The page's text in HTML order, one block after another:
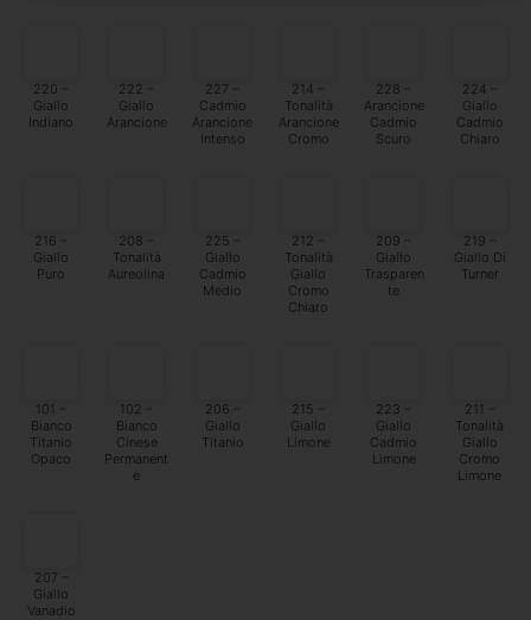
220 –
Giallo
Indiano
222 –
Giallo
Arancione
227 –
Cadmio
Arancione
Intenso
214 –
Tonalità
Arancione
Cromo
228 –
Arancione
Cadmio
Scuro
224 –
Giallo
Cadmio
Chiaro
216 –
Giallo
Puro
208 –
Tonalità
Aureolina
225 –
Giallo
Cadmio
Medio
212 –
Tonalità
Giallo
Cromo
Chiaro
209 –
Giallo
Trasparen
te
219 –
Giallo Di
Turner
101 –
Bianco
Titanio
Opaco
102 –
Bianco
Cinese
Permanent
e
206 –
Giallo
Titanio
215 –
Giallo
Limone
223 –
Giallo
Cadmio
Limone
211 –
Tonalità
Giallo
Cromo
Limone
207 –
Giallo
Vanadio